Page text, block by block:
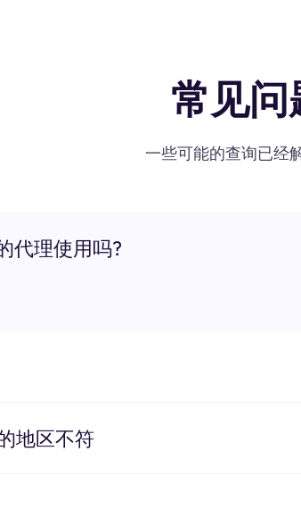
常见问
一些可能的查询已经
代理使用吗?
地区不符